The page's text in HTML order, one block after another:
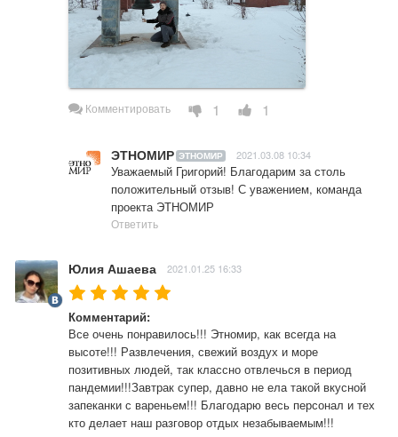
Комментировать 1 1
ЭТНОМИР ЭТНОМИР 2021.03.08 10:34
Уважаемый Григорий! Благодарим за столь
положительный отзыв! С уважением, команда
проекта ЭТНОМИР
Ответить
Юлия Ашаева 2021.01.25 16:33
Комментарий:
Все очень понравилось!!! Этномир, как всегда на
высоте!!! Развлечения, свежий воздух и море
позитивных людей, так классно отвлечься в период
пандемии!!!Завтрак супер, давно не ела такой вкусной
запеканки с вареньем!!! Благодарю весь персонал и тех
кто делает наш разговор отдых незабываемым!!!